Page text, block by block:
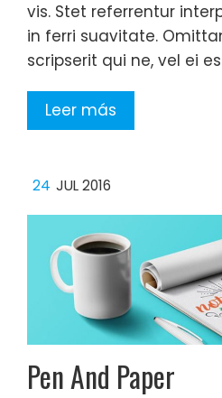
vis. Stet referrentur
in ferri suavitate.
scripserit qui ne, vel ei
Leer más
24 JUL 2016
Pen And Paper